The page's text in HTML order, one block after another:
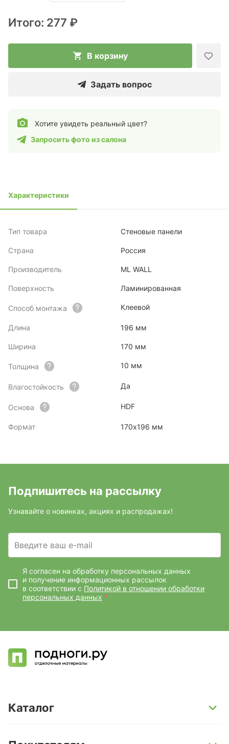
Итого: 277 ₽
В корзину
Задать вопрос
Хотите увидеть реальный цвет?
Запросить фото из салона
Характеристики
Тип товара Стеновые панели
Страна Россия
Производитель ML WALL
Поверхность Ламинированная
Способ монтажа Клеевой
Длина 196 мм
Ширина 170 мм
Толщина 10 мм
Влагостойкость Да
Основа HDF
Формат 170х196 мм
Подпишитесь на рассылку
Узнавайте о новинках, акциях и распродажах!
Введите ваш e-mail
Я согласен на обработку персональных данных
и получение информационных рассылок
в соответствии с Политикой в отношении обработки
персональных данных *
Каталог